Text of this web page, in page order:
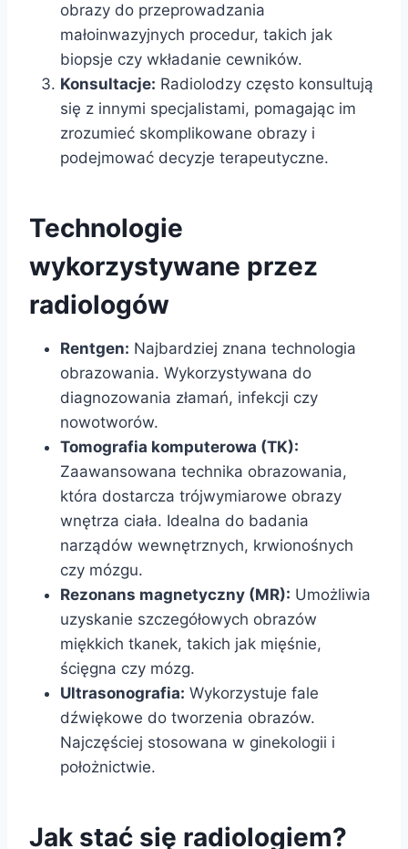
obrazy do przeprowadzania
małoinwazyjnych procedur, takich jak
biopsje czy wkładanie cewników.
Konsultacje: Radiolodzy często konsultują
się z innymi specjalistami, pomagając im
zrozumieć skomplikowane obrazy i
podejmować decyzje terapeutyczne.
Technologie
wykorzystywane przez
radiologów
Rentgen: Najbardziej znana technologia
obrazowania. Wykorzystywana do
diagnozowania złamań, infekcji czy
nowotworów.
Tomografia komputerowa (TK):
Zaawansowana technika obrazowania,
która dostarcza trójwymiarowe obrazy
wnętrza ciała. Idealna do badania
narządów wewnętrznych, krwionośnych
czy mózgu.
Rezonans magnetyczny (MR): Umożliwia
uzyskanie szczegółowych obrazów
miękkich tkanek, takich jak mięśnie,
ścięgna czy mózg.
Ultrasonografia: Wykorzystuje fale
dźwiękowe do tworzenia obrazów.
Najczęściej stosowana w ginekologii i
położnictwie.
Jak stać się radiologiem?